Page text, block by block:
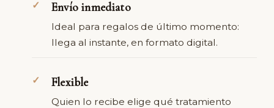
Envío inmediato
Ideal para regalos de último momento:
llega al instante, en formato digital.
Flexible
Quien lo recibe elige qué tratamiento